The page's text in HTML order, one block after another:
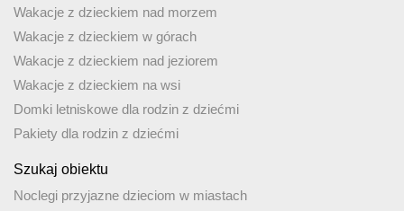
Wakacje z dzieckiem nad morzem
Wakacje z dzieckiem w górach
Wakacje z dzieckiem nad jeziorem
Wakacje z dzieckiem na wsi
Domki letniskowe dla rodzin z dziećmi
Pakiety dla rodzin z dziećmi
Szukaj obiektu
Noclegi przyjazne dzieciom w miastach